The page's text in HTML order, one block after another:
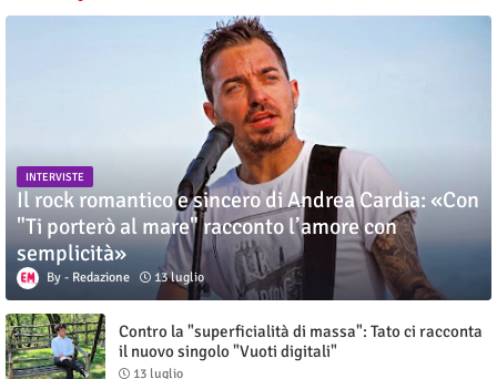
INTERVISTE
Il rock romantico e sincero di Andrea Cardia: «Con
"Ti porterò al mare" racconto l’amore con
semplicità»
Redazione 13 luglio
Contro la "superficialità di massa": Tato ci racconta
il nuovo singolo "Vuoti digitali"
13 luglio